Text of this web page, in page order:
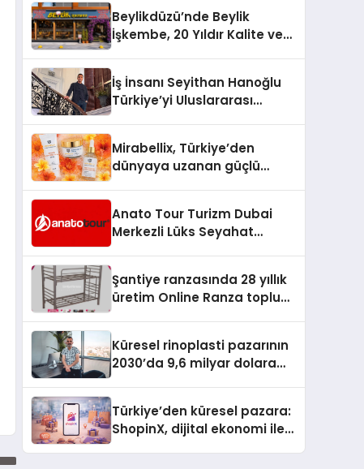
Beylikdüzü’nde Beylik
İşkembe, 20 Yıldır Kalite ve
İş İnsanı Seyithan Hanoğlu
Türkiye’yi Uluslararası
Mirabellix, Türkiye’den
dünyaya uzanan güçlü
Anato Tour Turizm Dubai
Merkezli Lüks Seyahat
Şantiye ranzasında 28 yıllık
üretim Online Ranza toplu
Küresel rinoplasti pazarının
2030’da 9,6 milyar dolara
Türkiye’den küresel pazara:
ShopinX, dijital ekonomi ile